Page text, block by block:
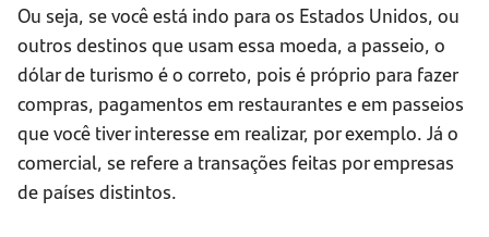
Ou seja, se você está indo para os Estados Unidos, ou
outros destinos que usam essa moeda, a passeio, o
dólar de turismo é o correto, pois é próprio para fazer
compras, pagamentos em restaurantes e em passeios
que você tiver interesse em realizar, por exemplo. Já o
comercial, se refere a transações feitas por empresas
de países distintos.